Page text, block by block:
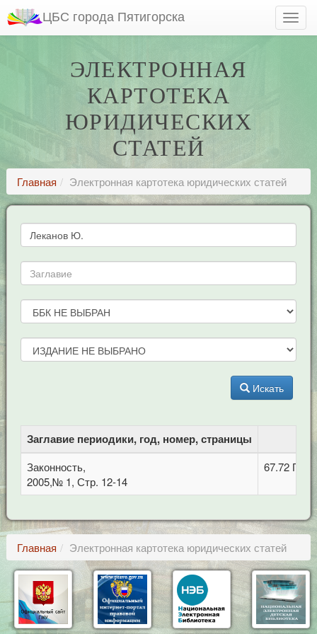
ЦБС города Пятигорска
ЭЛЕКТРОННАЯ
КАРТОТЕКА
ЮРИДИЧЕСКИХ
СТАТЕЙ
Главная Электронная картотека юридических статей
Искать
Заглавие периодики, год, номер, страницы
Законность,
2005,№ 1, Стр. 12-14
67.72
Главная Электронная картотека юридических статей